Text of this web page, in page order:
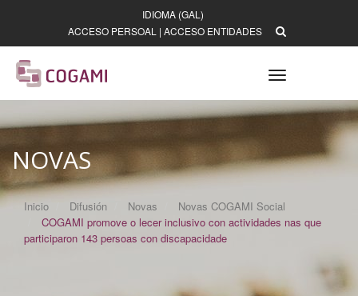
IDIOMA (GAL)
ACCESO PERSOAL | ACCESO ENTIDADES
Toggle
navigation
NOVAS
Inicio Difusión Novas
Novas COGAMI Social
COGAMI promove o lecer inclusivo con actividades nas que
participaron 143 persoas con discapacidade